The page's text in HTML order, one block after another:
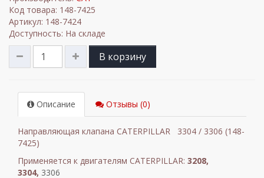
Код товара: 148-7425
Артикул: 148-7424
Доступность: На складе
В корзину
Описание Отзывы (0)
Направляющая клапана CATERPILLAR 3304 / 3306 (148-
7425)
Применяется к двигателям CATERPILLAR: 3208,
3304, 3306